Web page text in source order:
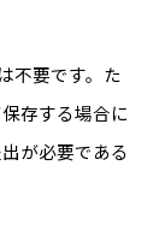
不要です。た
存する場合に
が必要である